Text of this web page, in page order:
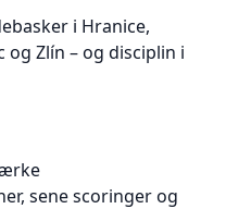
i Hranice,
og Zlín – og disciplin i
sene scoringer og